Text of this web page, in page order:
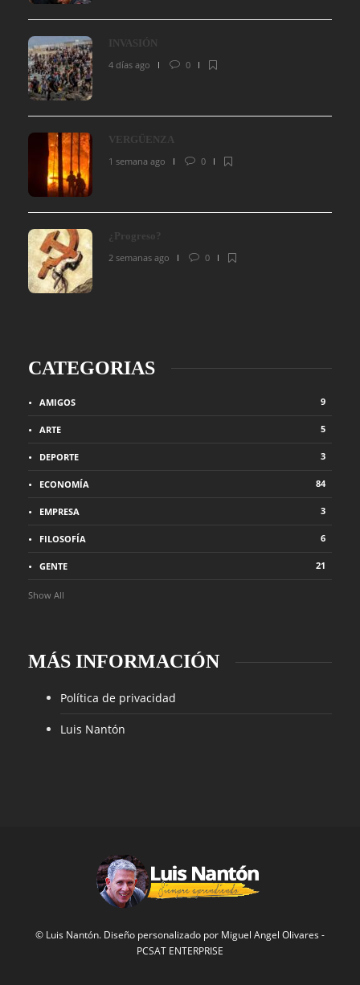
INVASIÓN
4 días ago
0
VERGÜENZA
1 semana ago
0
¿Progreso?
2 semanas ago
0
CATEGORIAS
AMIGOS 9
ARTE 5
DEPORTE 3
ECONOMÍA 84
EMPRESA 3
FILOSOFÍA 6
GENTE 21
Show All
MÁS INFORMACIÓN
Política de privacidad
Luis Nantón
© Luis Nantón. Diseño personalizado por Miguel Angel Olivares -
PCSAT ENTERPRISE